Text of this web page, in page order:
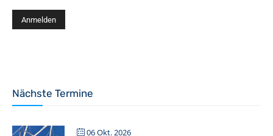
Nächste Termine
06 Okt. 2026